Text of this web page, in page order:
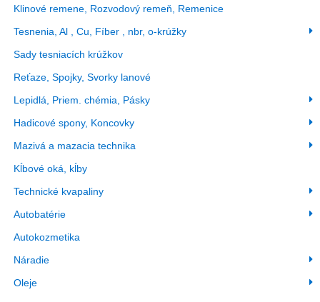
Klinové remene, Rozvodový remeň, Remenice
Tesnenia, Al , Cu, Fíber , nbr, o-krúžky
Sady tesniacích krúžkov
Reťaze, Spojky, Svorky lanové
Lepidlá, Priem. chémia, Pásky
Hadicové spony, Koncovky
Mazivá a mazacia technika
Kĺbové oká, kĺby
Technické kvapaliny
Autobatérie
Autokozmetika
Náradie
Oleje